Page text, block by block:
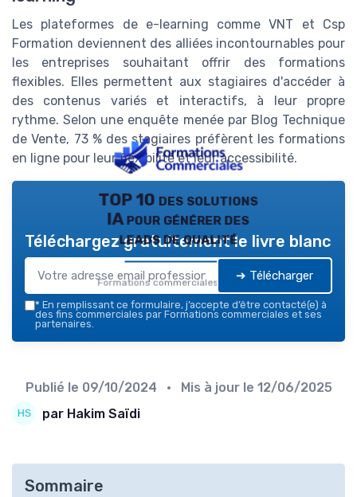
Les plateformes de e-learning comme VNT et Csp
Formation deviennent des alliées incontournables pour
les entreprises souhaitant offrir des formations
flexibles. Elles permettent aux stagiaires d'accéder à
des contenus variés et interactifs, à leur propre
rythme. Selon une enquête menée par Blog Technique
de Vente, 73 % des stagiaires préfèrent les formations
en ligne pour leur flexibilité et leur accessibilité.
TOP 10 des solutions
IA pour générer des
leads de qualité
Formations commerciales — 2026
Téléchargez gratuitement le livre blanc
➔ Télécharger
* En remplissant ce formulaire, j’accepte d’être contacté(e) à
des fins commerciales par Formations commerciales et ses
partenaires.
Publié le 09/10/2024 • Mis à jour le 12/06/2025
par Hakim Saïdi
Sommaire